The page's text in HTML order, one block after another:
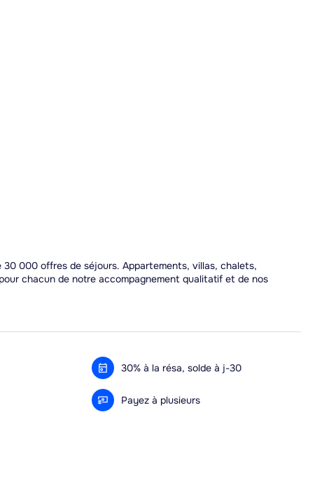
000 offres de séjours. Appartements, villas, chalets,
chacun de notre accompagnement qualitatif et de nos
30% à la résa, solde à j-30
Payez à plusieurs